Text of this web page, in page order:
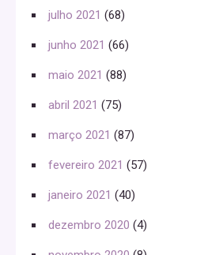
julho 2021 (68)
junho 2021 (66)
maio 2021 (88)
abril 2021 (75)
março 2021 (87)
fevereiro 2021 (57)
janeiro 2021 (40)
dezembro 2020 (4)